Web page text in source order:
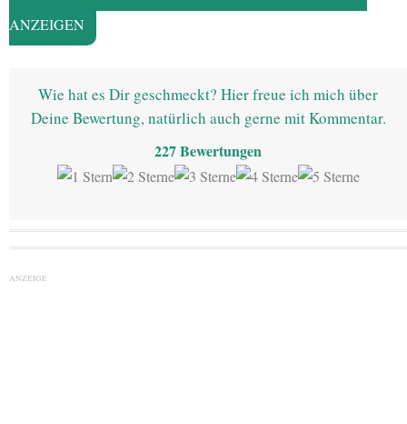
ANZEIGEN
Wie hat es Dir geschmeckt? Hier freue ich mich über
Deine Bewertung, natürlich auch gerne mit Kommentar.
227Bewertungen
ANZEIGE